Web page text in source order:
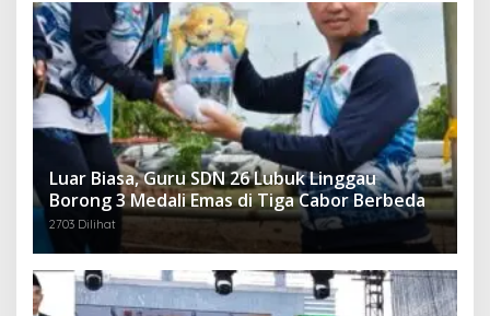
Luar Biasa, Guru SDN 26 Lubuk Linggau
Borong 3 Medali Emas di Tiga Cabor Berbeda
2703 Dilihat